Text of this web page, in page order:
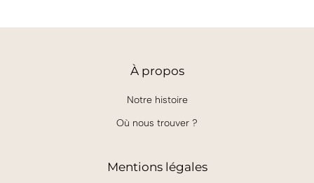
Àpropos
Notre histoire
Où nous trouver ?
Mentions légales